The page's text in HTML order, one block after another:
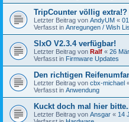
TripCounter völlig extra!?
Letzter Beitrag von AndyUM «
Verfasst in Anregungen / Wish
SIxO V2.3.4 verfügbar!
Letzter Beitrag von Ralf « 26
Verfasst in Firmware Updates
Den richtigen
Letzter Beitrag von cbx-michael
Verfasst in Anwendung
Kuckt doch mal hier
Letzter Beitrag von Ansgar « 14